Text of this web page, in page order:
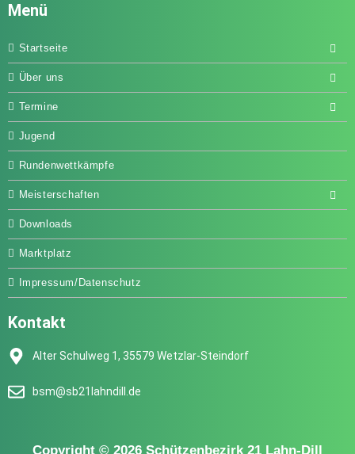
Menü
Startseite
Über uns
Termine
Jugend
Rundenwettkämpfe
Meisterschaften
Downloads
Marktplatz
Impressum/Datenschutz
Kontakt
Alter Schulweg 1, 35579 Wetzlar-Steindorf
bsm@sb21lahndill.de
Copyright © 2026 Schützenbezirk 21 Lahn-Dill